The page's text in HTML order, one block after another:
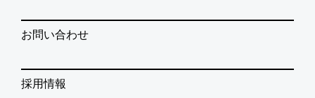
お問い合わせ
採用情報